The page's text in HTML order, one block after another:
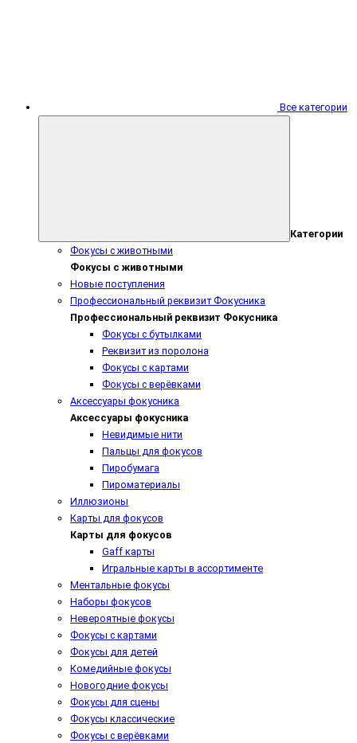
Все категории
Категории
Фокусы с животными
Фокусы с животными
Новые поступления
Профессиональный реквизит Фокусника
Профессиональный реквизит Фокусника
Фокусы с бутылками
Реквизит из поролона
Фокусы с картами
Фокусы с верёвками
Аксессуары фокусника
Аксессуары фокусника
Невидимые нити
Пальцы для фокусов
Пиробумага
Пироматериалы
Иллюзионы
Карты для фокусов
Карты для фокусов
Gaff карты
Игральные карты в ассортименте
Ментальные фокусы
Наборы фокусов
Невероятные фокусы
Фокусы с картами
Фокусы для детей
Комедийные фокусы
Новогодние фокусы
Фокусы для сцены
Фокусы классические
Фокусы с верёвками